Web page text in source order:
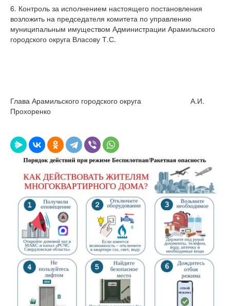
6. Контроль за исполнением настоящего постановления
возложить на председателя комитета по управлению
муниципальным имуществом Администрации Арамильского
городского округа Власову Т.С.
Глава Арамильского городского округа А.И.
Прохоренко